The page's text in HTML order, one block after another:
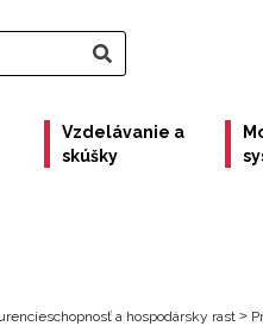
Vzdelávanie a
skúšky
a hospodársky rast >